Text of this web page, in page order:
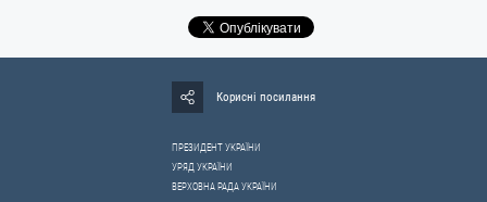
Корисні посилання
ПРЕЗИДЕНТ УКРАЇНИ
УРЯД УКРАЇНИ
ВЕРХОВНА РАДА УКРАЇНИ